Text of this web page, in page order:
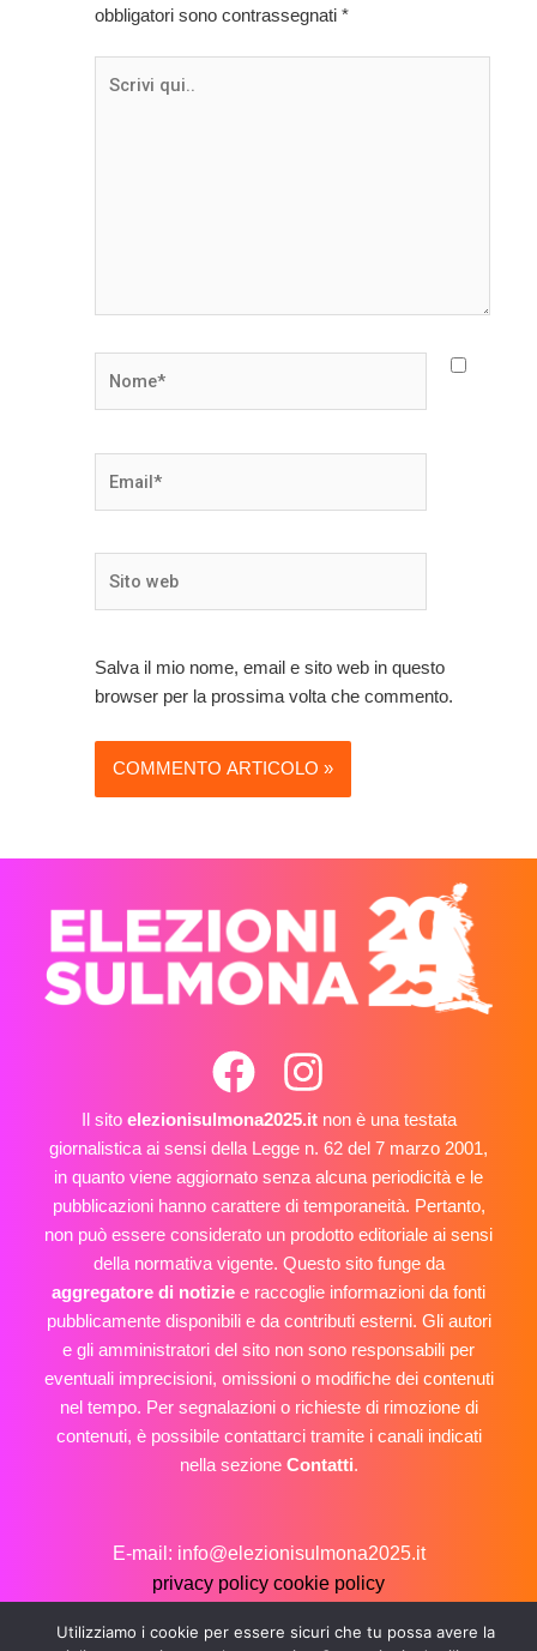
obbligatori sono contrassegnati*
Salva il mio nome, email e sito web in questo
browser per la prossima volta che commento.
Il sito elezionisulmona2025.itnon è una testata
giornalistica ai sensi della Legge n. 62 del 7 marzo 2001,
in quanto viene aggiornato senza alcuna periodicità e le
pubblicazioni hanno carattere di temporaneità. Pertanto,
non può essere considerato un prodotto editoriale ai sensi
della normativa vigente. Questo sito funge da
aggregatore di notizie e raccoglie informazioni da fonti
pubblicamente disponibili e da contributi esterni. Gli autori
e gli amministratori del sito non sono responsabili per
eventuali imprecisioni, omissioni o modifiche dei contenuti
nel tempo. Per segnalazioni o richieste di rimozione di
contenuti, è possibile contattarci tramite i canali indicati
nella sezione Contatti.
E-mail: info@elezionisulmona2025.it
privacy policy cookie policy
Utilizziamo i cookie per essere sicuri che tu possa avere la